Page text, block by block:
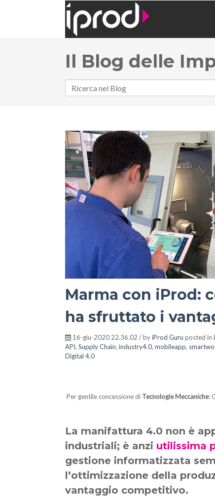
Il Blog delle
Marma con iProd:
ha sfruttato i
16-giu-2020 22.36.02 / byiProd Guru posted in
API, Supply Chain, industry4.0, mobileapp,
Digital 4.0
Per gentile concessione di Tecnologie Meccaniche:
La manifattura 4.0 non è
industriali; è anzi utilissima
gestione informatizzata
l’ottimizzazione della
vantaggio competitivo.